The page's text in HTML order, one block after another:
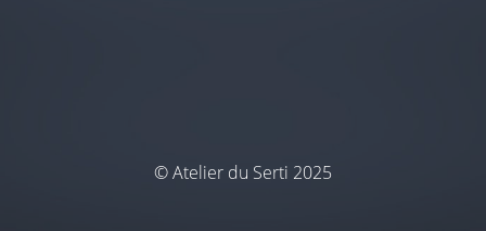
© Atelier du Serti 2025